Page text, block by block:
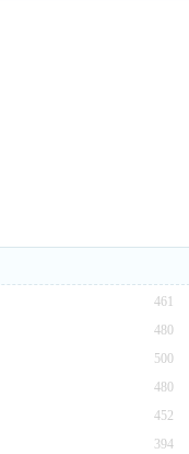
461
480
500
480
452
394